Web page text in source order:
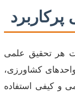
هر تحقیق علمی
کشاورزی،
و کیفی استفاده